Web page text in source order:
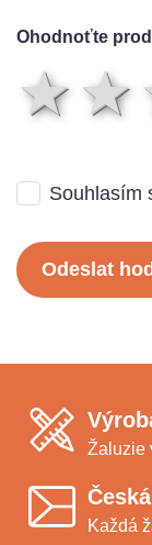
Ohodnoťte
1
Souhlasím
Odeslat
Žaluzie
Každá